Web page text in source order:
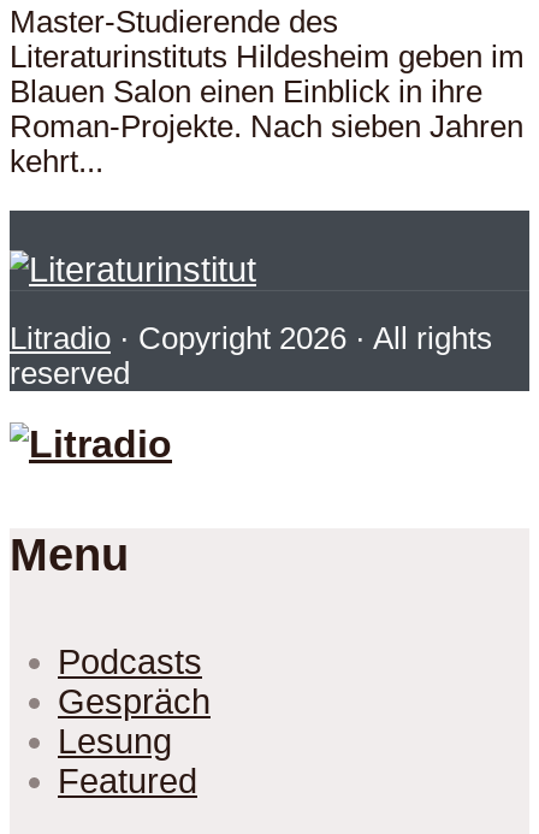
Master-Studierende des
Literaturinstituts Hildesheim geben im
Blauen Salon einen Einblick in ihre
Roman-Projekte. Nach sieben Jahren
kehrt...
Litradio · Copyright 2026 · All rights
reserved
Menu
Podcasts
Gespräch
Lesung
Featured